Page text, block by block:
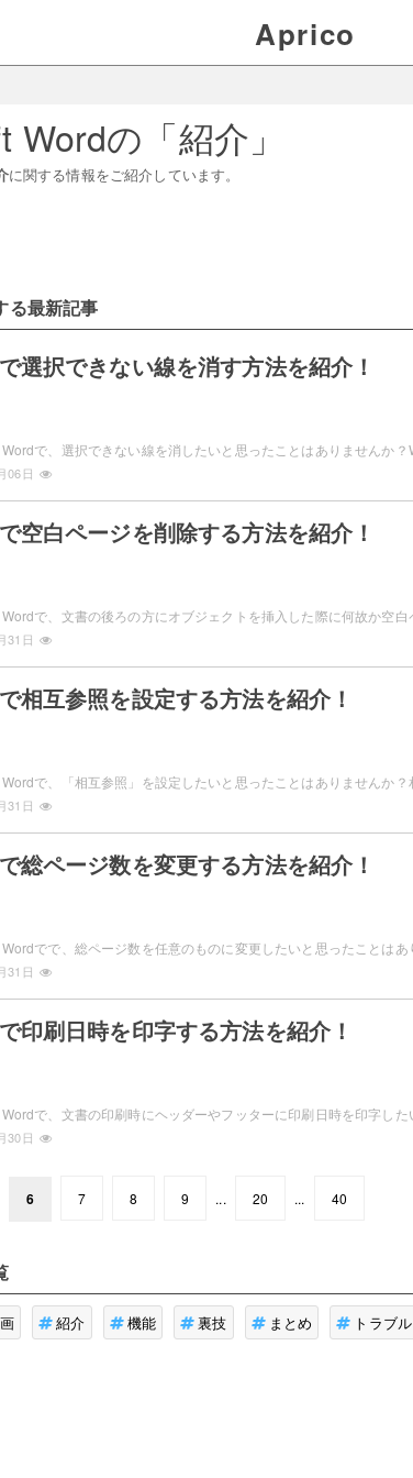
Aprico
Wordの「紹介 」
に関する情報をご紹介しています。
る最新記事
選択できない線を消す方法を紹介！
06日
空白ページを削除する方法を紹介！
31日
相互参照を設定する方法を紹介！
31日
総ページ数を変更する方法を紹介！
31日
印刷日時を印字する方法を紹介！
30日
6 7 8 9 ... 20 ... 40
紹介 機能 裏技 まとめ トラブル